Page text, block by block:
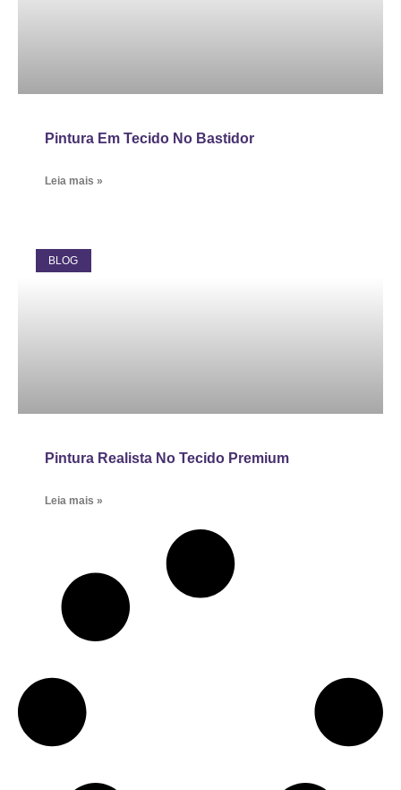
Pintura Em Tecido No Bastidor
Leia mais »
BLOG
Pintura Realista No Tecido Premium
Leia mais »